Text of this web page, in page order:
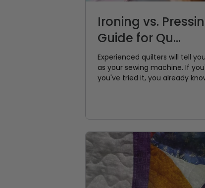
Ironing vs.
Guide for Qu...
Experienced quilters will tell
as your sewing machine. If
you've tried it, you already